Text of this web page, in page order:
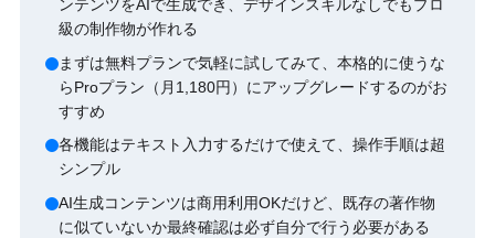
ンテンツをAIで生成でき、デザインスキルなしでもプロ
級の制作物が作れる
まずは無料プランで気軽に試してみて、本格的に使うな
らProプラン（月1,180円）にアップグレードするのがお
すすめ
各機能はテキスト入力するだけで使えて、操作手順は超
シンプル
AI生成コンテンツは商用利用OKだけど、既存の著作物
に似ていないか最終確認は必ず自分で行う必要がある